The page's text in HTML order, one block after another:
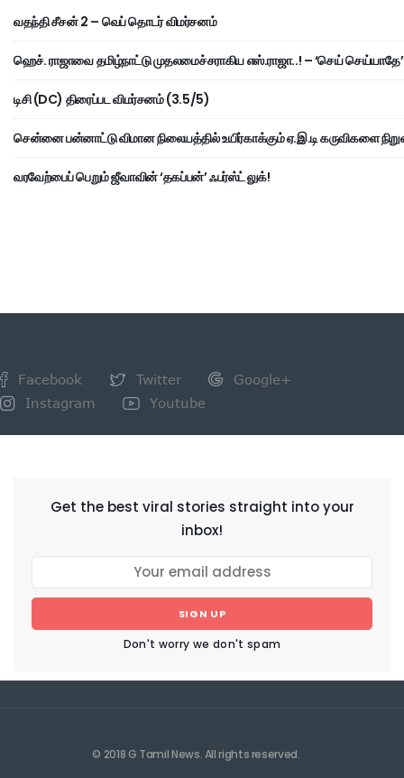
வதந்தி சீசன் 2 – வெப் தொடர் விமர்சனம்
ஹெச். ராஜாவை தமிழ்நாட்டு முதலமைச்சராகிய எஸ்.ராஜா..! – ‘செய் செய்யாதே’
டிசி (DC) திரைப்பட விமர்சனம் (3.5/5)
சென்னை பன்னாட்டு விமான நிலையத்தில் உயிர்காக்கும் ஏ.இ.டி கருவிகளை
வரவேற்பைப் பெறும் ஜீவாவின் ‘தகப்பன்’ ஃபர்ஸ்ட் லுக்!
Facebook Twitter
Google+
Instagram
Youtube
Get the best viral stories straight into your
inbox!
SIGN UP
Don't worry we don't spam
© 2018 G Tamil News. All rights reserved.